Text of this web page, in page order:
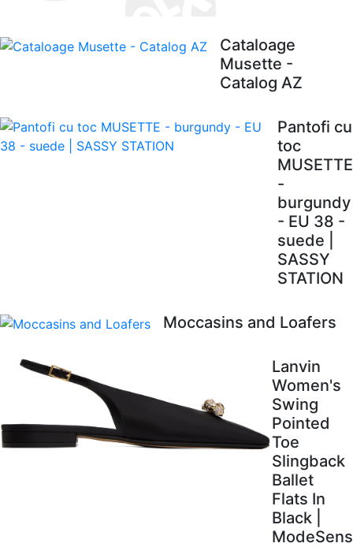
Cataloage
Musette -
Catalog AZ
Pantofi cu
toc
MUSETTE
-
burgundy
- EU 38 -
suede |
SASSY
STATION
Moccasins and Loafers
Lanvin
Women's
Swing
Pointed
Toe
Slingback
Ballet
Flats In
Black |
ModeSens